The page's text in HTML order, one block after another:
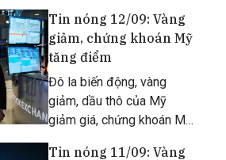
Tin nóng 12/09: Vàng
giảm, chứng khoán Mỹ
tăng điểm
Đô la biến động, vàng
giảm, dầu thô của Mỹ
giảm giá, chứng khoán Mỹ
Tin nóng 11/09: Vàng